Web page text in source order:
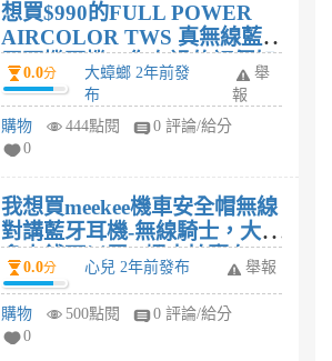
想買$990的FULL POWER
AIRCOLOR TWS 真無線藍
牙耳機耳機，你有過的評價如
何?
0.0分
大蟑螂 2年前發
布
舉
報
購物
444點閱
0 評論/給分
0
我想買meekee機車安全帽無線
對講藍牙耳機-無線騎士，大概
多少錢可以買? 蝦皮拍賣有
嗎?
0.0分 心兒 2年前發布 舉報
購物 500點閱
0 評論/給分
0